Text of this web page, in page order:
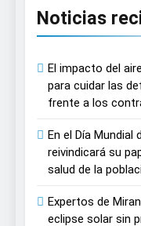
Noticias
El impacto del
para cuidar las
frente a los
En el Día
reivindicará su
salud de la
Expertos de
eclipse solar sin